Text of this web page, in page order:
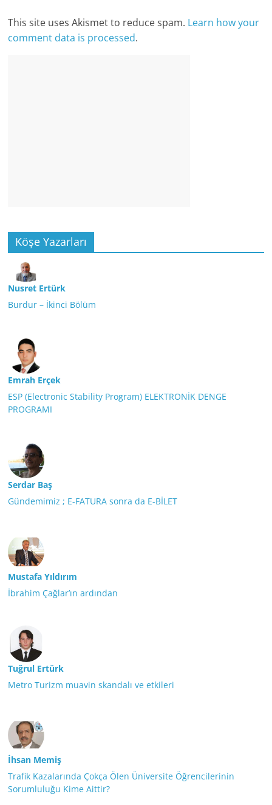
This site uses Akismet to reduce spam. Learn how your
comment data is processed.
Köşe Yazarları
Nusret Ertürk
Burdur – İkinci Bölüm
Emrah Erçek
ESP (Electronic Stability Program) ELEKTRONİK DENGE
PROGRAMI
Serdar Baş
Gündemimiz ; E-FATURA sonra da E-BİLET
Mustafa Yıldırım
İbrahim Çağlar’ın ardından
Tuğrul Ertürk
Metro Turizm muavin skandalı ve etkileri
İhsan Memiş
Trafik Kazalarında Çokça Ölen Üniversite Öğrencilerinin
Sorumluluğu Kime Aittir?